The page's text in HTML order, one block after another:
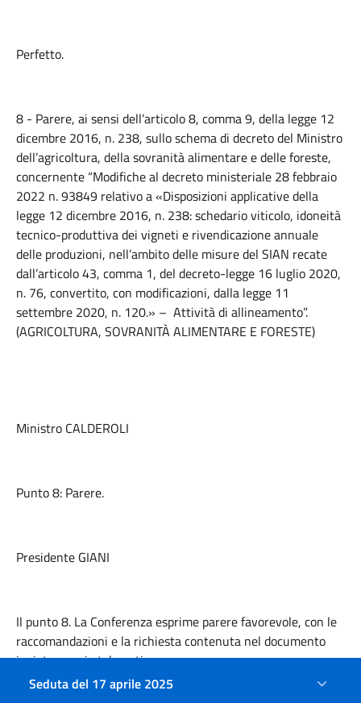
Perfetto.
8 - Parere, ai sensi dell’articolo 8, comma 9, della legge 12
dicembre 2016, n. 238, sullo schema di decreto del Ministro
dell’agricoltura, della sovranità alimentare e delle foreste,
concernente “Modifiche al decreto ministeriale 28 febbraio
2022 n. 93849 relativo a «Disposizioni applicative della
legge 12 dicembre 2016, n. 238: schedario viticolo, idoneità
tecnico-produttiva dei vigneti e rivendicazione annuale
delle produzioni, nell’ambito delle misure del SIAN recate
dall’articolo 43, comma 1, del decreto-legge 16 luglio 2020,
n. 76, convertito, con modificazioni, dalla legge 11
settembre 2020, n. 120.» – Attività di allineamento”.
(AGRICOLTURA, SOVRANITÀ ALIMENTARE E FORESTE)
Ministro CALDEROLI
Punto 8: Parere.
Presidente GIANI
Il punto 8. La Conferenza esprime parere favorevole, con le
raccomandazioni e la richiesta contenuta nel documento
inviato per via telematica.
Seduta del 17 aprile 2025